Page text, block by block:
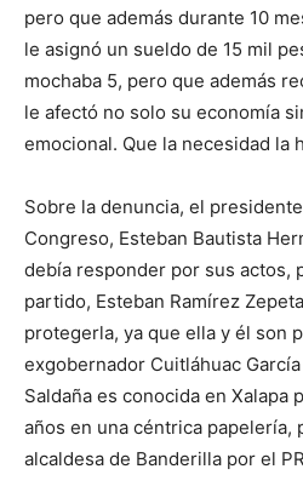
pero que además durante 10
le asignó un sueldo de 15 mil
mochaba 5, pero que además
le afectó no solo su economía
emocional. Que la necesidad la
Sobre la denuncia, el
Congreso, Esteban Bautista
debía responder por sus actos,
partido, Esteban Ramírez
protegerla, ya que ella y él son
exgobernador Cuitláhuac
Saldaña es conocida en Xalapa
años en una céntrica papelería,
alcaldesa de Banderilla por el